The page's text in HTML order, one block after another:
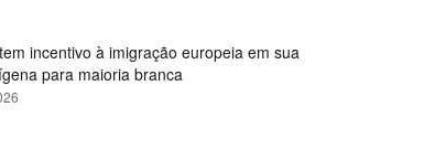
incentivo à imigração europeia em sua
para maioria branca